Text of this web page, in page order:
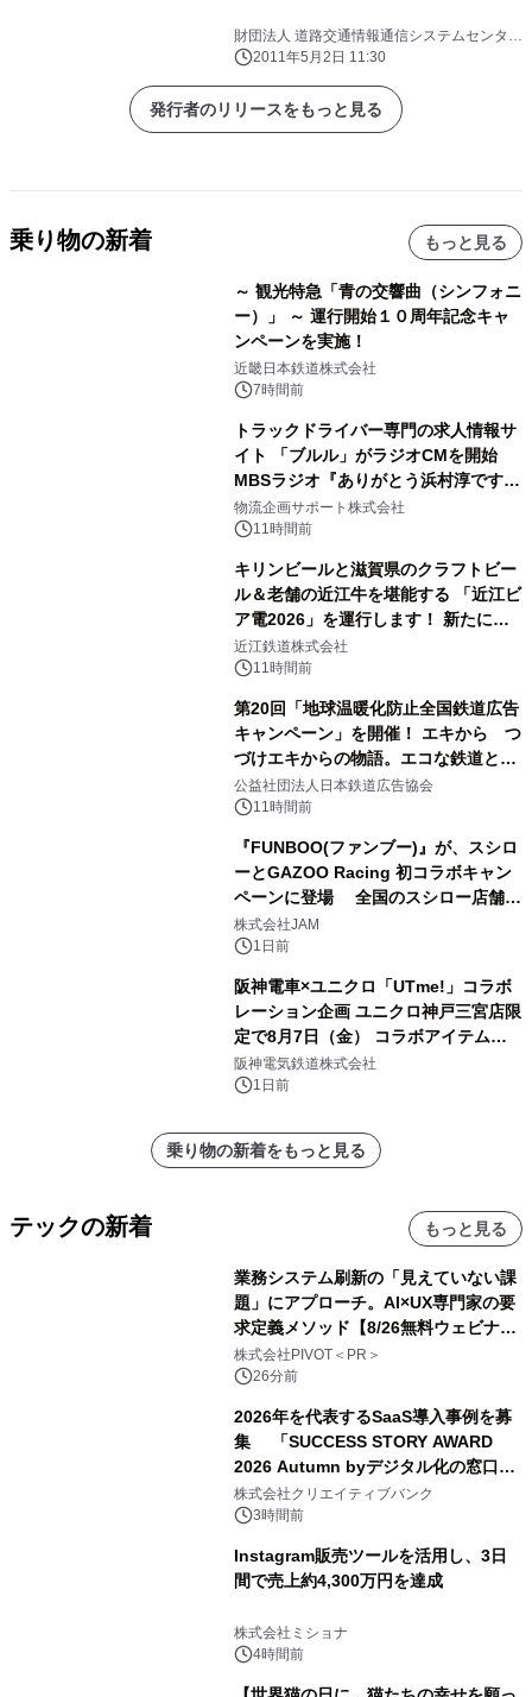
財団法人 道路交通情報通信システムセンター
(VICSセンター)
2011年5月2日 11:30
発行者のリリースをもっと見る
乗り物の新着 もっと見る
～ 観光特急「青の交響曲（シンフォニ
ー）」 ～ 運行開始１０周年記念キャ
ンペーンを実施！
近畿日本鉄道株式会社
7時間前
トラックドライバー専門の求人情報サ
イト 「ブルル」がラジオCMを開始
MBSラジオ『ありがとう浜村淳です』
にて8月1日(土)より
物流企画サポート株式会社
11時間前
キリンビールと滋賀県のクラフトビー
ル＆老舗の近江牛を堪能する 「近江ビ
ア電2026」を運行します！ 新たに
「長濱浪漫ビール」が参加！キリン一
番搾り飲み放題が復活！
近江鉄道株式会社
11時間前
第20回「地球温暖化防止全国鉄道広告
キャンペーン」を開催！ エキから つ
づけエキからの物語。エコな鉄道とと
もに。
公益社団法人日本鉄道広告協会
11時間前
『FUNBOO(ファンブー)』が、スシロ
ーとGAZOO Racing 初コラボキャン
ペーンに登場 全国のスシロー店舗で
GR 4車種の FUNBOO(ミニカー)付き
メニューが展開されます
株式会社JAM
1日前
阪神電車×ユニクロ「UTme!」コラボ
レーション企画 ユニクロ神戸三宮店限
定で8月7日（金） コラボアイテムが
発売決定！
阪神電気鉄道株式会社
1日前
乗り物の新着をもっと見る
テックの新着 もっと見る
業務システム刷新の「見えていない課
題」にアプローチ。AI×UX専門家の要
求定義メソッド【8/26無料ウェビナ
ー】株式会社PIVOT
株式会社PIVOT＜PR＞
26分前
2026年を代表するSaaS導入事例を募
集 「SUCCESS STORY AWARD
2026 Autumn byデジタル化の窓口」
開催
株式会社クリエイティブバンク
3時間前
Instagram販売ツールを活用し、3日
間で売上約4,300万円を達成
株式会社ミショナ
4時間前